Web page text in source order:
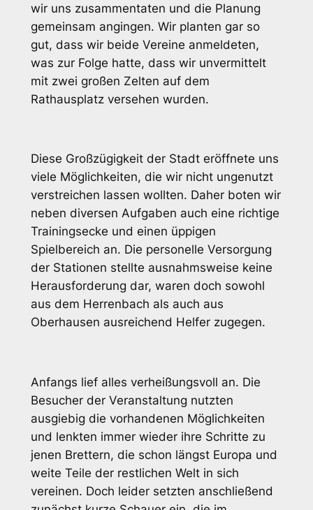
wir uns zusammentaten und die Planung
gemeinsam angingen. Wir planten gar so
gut, dass wir beide Vereine anmeldeten,
was zur Folge hatte, dass wir unvermittelt
mit zwei großen Zelten auf dem
Rathausplatz versehen wurden.
Diese Großzügigkeit der Stadt eröffnete uns
viele Möglichkeiten, die wir nicht ungenutzt
verstreichen lassen wollten. Daher boten wir
neben diversen Aufgaben auch eine richtige
Trainingsecke und einen üppigen
Spielbereich an. Die personelle Versorgung
der Stationen stellte ausnahmsweise keine
Herausforderung dar, waren doch sowohl
aus dem Herrenbach als auch aus
Oberhausen ausreichend Helfer zugegen.
Anfangs lief alles verheißungsvoll an. Die
Besucher der Veranstaltung nutzten
ausgiebig die vorhandenen Möglichkeiten
und lenkten immer wieder ihre Schritte zu
jenen Brettern, die schon längst Europa und
weite Teile der restlichen Welt in sich
vereinen. Doch leider setzten anschließend